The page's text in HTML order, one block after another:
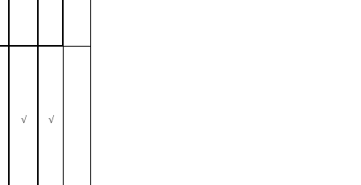
√ √